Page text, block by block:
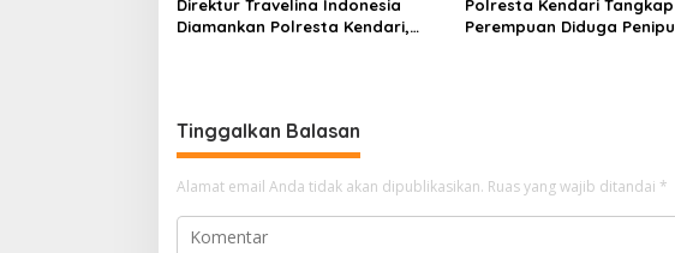
Direktur Travelina Indonesia
Diamankan Polresta Kendari,
Polresta Kendari Tangkap
Perempuan Diduga Penipu
Tinggalkan Balasan
Alamat email Anda tidak akan dipublikasikan. Ruas yang wajib ditandai *